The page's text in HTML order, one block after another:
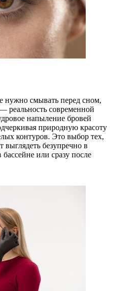
нужно смывать перед сном,
реальность современной
напыление бровей
природную красоту
контуров. Это выбор тех,
выглядеть безупречно в
или сразу после